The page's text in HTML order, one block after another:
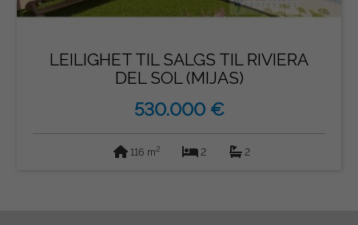
LEILIGHET TIL SALGS TIL RIVIERA
DEL SOL (MIJAS)
530.000 €
116 m2 2 2